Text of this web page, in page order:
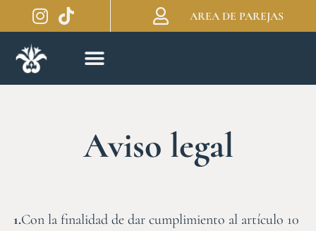
AREA DE PAREJAS
Aviso legal
1.Con la finalidad de dar cumplimiento al artículo 10